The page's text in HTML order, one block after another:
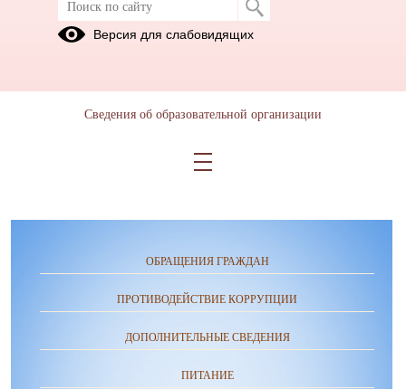
Горячая линия по гриппу
ОБРАЩЕНИЯ ГРАЖДАН
ПРОТИВОДЕЙСТВИЕ КОРРУПЦИИ
ДОПОЛНИТЕЛЬНЫЕ СВЕДЕНИЯ
ПИТАНИЕ
Версия для слабовидящих
Сведения об образовательной организации